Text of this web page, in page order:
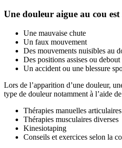
Une douleur aigue au cou est
Une mauvaise chute
Un faux mouvement
Des mouvements nuisibles au
Des positions assises ou
Un accident ou une blessure
Lors de l’apparition d’une douleur,
type de douleur notamment à l’aide
Thérapies manuelles articulaires
Thérapies musculaires diverses
Kinesiotaping
Conseils et exercices selon la